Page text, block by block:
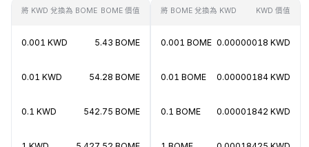
將 KWD 兌換為 BOME BOME 價值
0.001 KWD 5.43 BOME
0.01 KWD 54.28 BOME
0.1 KWD 542.75 BOME
將 BOME 兌換為 KWD KWD 價值
0.001 BOME 0.00000018 KWD
0.01 BOME 0.00000184 KWD
0.1 BOME 0.00001842 KWD